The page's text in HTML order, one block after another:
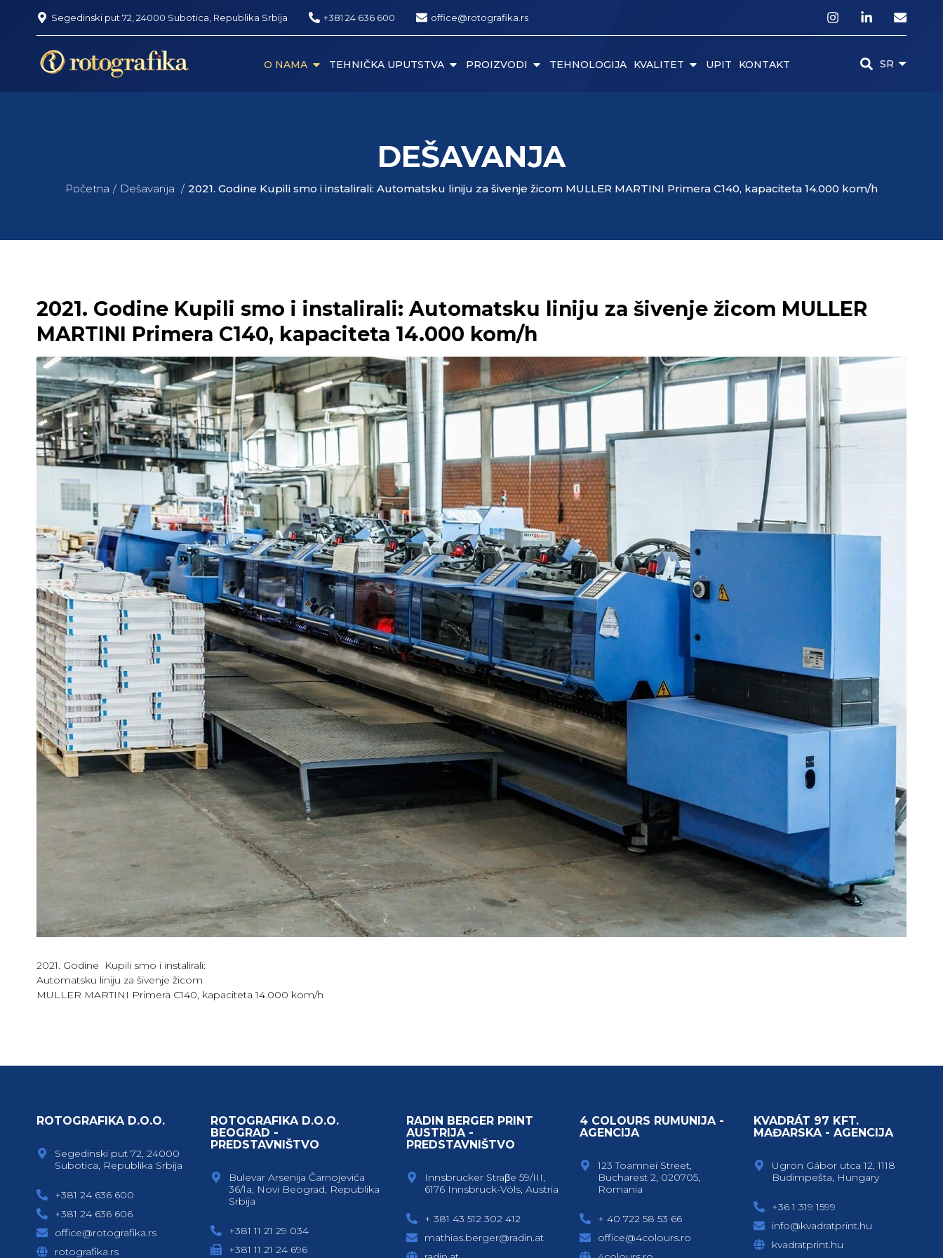
Segedinski put 72, 24000 Subotica, Republika Srbija +381 24 636 600 office@rotografika.rs
O NAMA TEHNIČKA UPUTSTVA PROIZVODI TEHNOLOGIJA KVALITET UPIT KONTAKT SR
DEŠAVANJA
Početna Dešavanja 2021. Godine Kupili smo i instalirali: Automatsku liniju za šivenje žicom MULLER MARTINI Primera C140, kapaciteta 14.000 kom/h
2021. Godine Kupili smo i instalirali: Automatsku liniju za šivenje žicom MULLER
MARTINI Primera C140, kapaciteta 14.000 kom/h
2021. Godine Kupili smo i instalirali:
Automatsku liniju za šivenje žicom
MULLER MARTINI Primera C140, kapaciteta 14.000 kom/h
ROTOGRAFIKA D.O.O.
Segedinski put 72, 24000
Subotica, Republika Srbija
+381 24 636 600
+381 24 636 606
office@rotografika.rs
rotografika.rs
ROTOGRAFIKA D.O.O.
BEOGRAD -
PREDSTAVNIŠTVO
Bulevar Arsenija Čarnojevića
36/1a, Novi Beograd, Republika
Srbija
+381 11 21 29 034
+381 11 21 24 696
RADIN BERGER PRINT
AUSTRIJA -
PREDSTAVNIŠTVO
Innsbrucker Straβe 59/III,
6176 Innsbruck-Völs, Austria
+ 381 43 512 302 412
mathias.berger@radin.at
4 COLOURS RUMUNIJA -
AGENCIJA
123 Toamnei Street,
Bucharest 2, 020705,
Romania
+ 40 722 58 53 66
office@4colours.ro
KVADRÁT 97 KFT.
MAĐARSKA - AGENCIJA
Ugron Gábor utca 12, 1118
Budimpešta, Hungary
+36 1 319 1599
info@kvadratprint.hu
kvadratprint.hu